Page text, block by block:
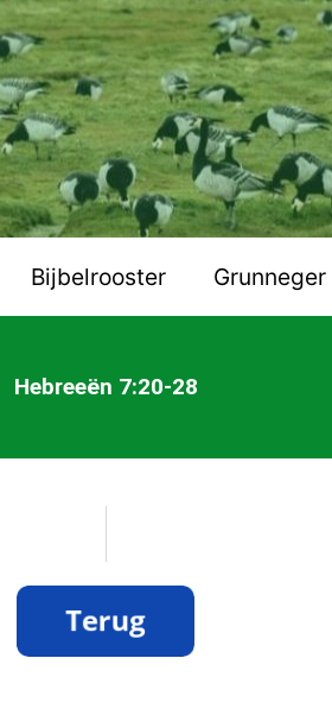
Bijbelrooster
Hebreeën 7:20-28